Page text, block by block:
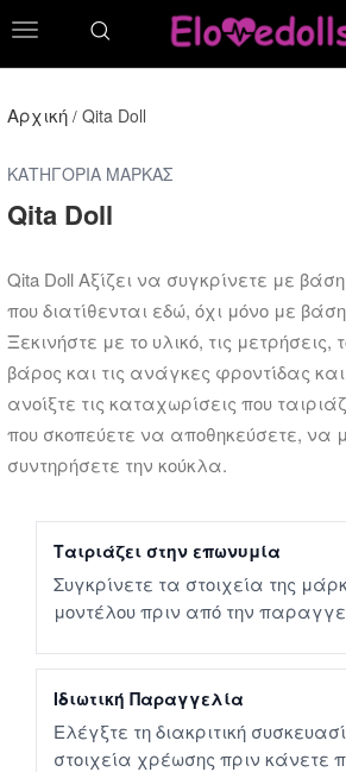
Αρχική / Qita Doll
ΚΑΤΗΓΟΡΊΑ ΜΆΡΚΑΣ
Qita Doll
Qita Doll Αξίζει να συγκρίνετε με
που διατίθενται εδώ, όχι μόνο με
Ξεκινήστε με το υλικό, τις μετρήσεις,
βάρος και τις ανάγκες φροντίδας
ανοίξτε τις καταχωρίσεις που
που σκοπεύετε να αποθηκεύσετε, να
συντηρήσετε την κούκλα.
Ταιριάζει στην επωνυμία
Συγκρίνετε τα στοιχεία της
μοντέλου πριν από την
Ιδιωτική Παραγγελία
Ελέγξτε τη διακριτική
στοιχεία χρέωσης πριν κάνετε